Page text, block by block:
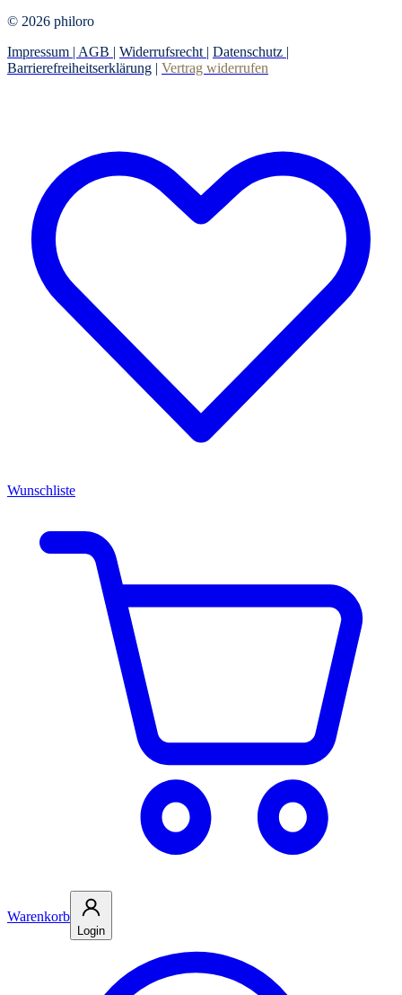
© 2026 philoro
Impressum | AGB | Widerrufsrecht | Datenschutz |
Barrierefreiheitserklärung | Vertrag widerrufen
Wunschliste
Warenkorb
Login